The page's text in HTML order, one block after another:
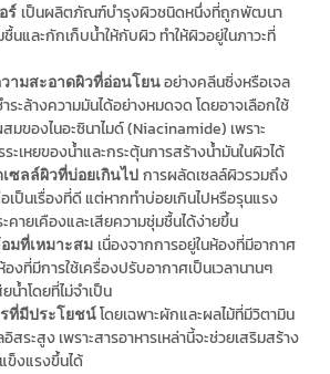
ร์ เป็นผลิตภัณฑ์บำรุงผิวชนิดหนึ่งที่ถูกพัฒนา
นและกักเก็บน้ำให้กับผิว ทำให้ผิวอยู่ในภาวะที่
มสะอาดผิวที่อ่อนโยนอย่างคลีนซิ่งหรือเจล
ระล้างความมันได้อย่างหมดจด โดยอาจเลือกใช้
ของไนอะซินาไมด์ (Niacinamide) เพราะ
ะเหยของน้ำและกระตุ้นการสร้างน้ำมันในผิวได้
ซลล์ผิวที่บ่อยเกินไป การผลัดเซลล์ผิวรวมถึง
ป็นเรื่องที่ดี แต่หากทำบ่อยเกินไปหรือรุนแรง
ะคายเคืองและเสียความชุ่มชื้นได้ง่ายขึ้น
มที่เหมาะสม เนื่องจากการอยู่ในห้องที่มีอากาศ
งที่มีการใช้เครื่องปรับอากาศเป็นเวลานานๆ
น้ำโดยที่ไม่จำเป็น
ที่มีประโยชน์โดยเฉพาะผักและผลไม้ที่มีวิตามิน
สระสูง เพราะสารอาหารเหล่านี้จะช่วยเสริมสร้าง
ข็งแรงขึ้นได้